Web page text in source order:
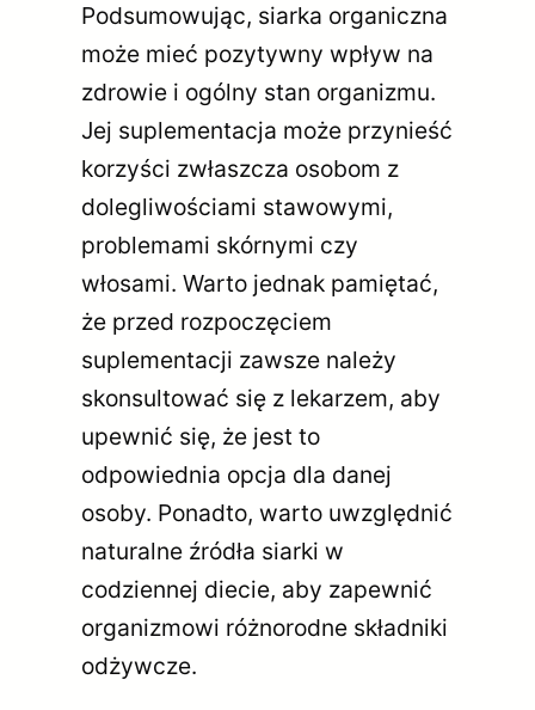
Podsumowując, siarka organiczna
może mieć pozytywny wpływ na
zdrowie i ogólny stan organizmu.
Jej suplementacja może przynieść
korzyści zwłaszcza osobom z
dolegliwościami stawowymi,
problemami skórnymi czy
włosami. Warto jednak pamiętać,
że przed rozpoczęciem
suplementacji zawsze należy
skonsultować się z lekarzem, aby
upewnić się, że jest to
odpowiednia opcja dla danej
osoby. Ponadto, warto uwzględnić
naturalne źródła siarki w
codziennej diecie, aby zapewnić
organizmowi różnorodne składniki
odżywcze.